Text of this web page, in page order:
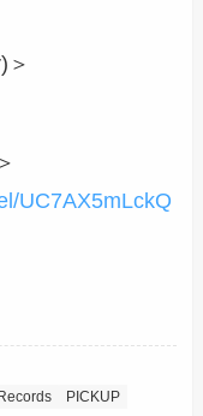
＞
UC7AX5mLckQ
PICKUP